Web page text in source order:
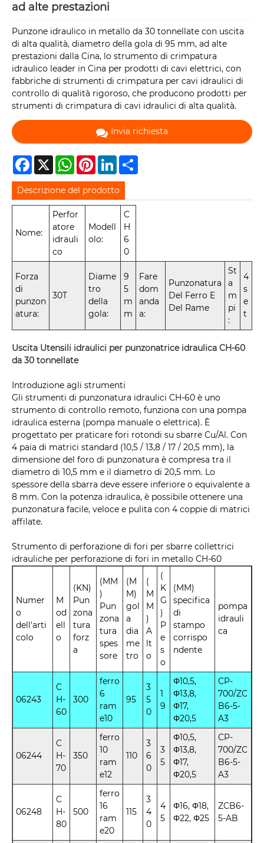
ad alte prestazioni
Punzone idraulico in metallo da 30 tonnellate con uscita
di alta qualità, diametro della gola di 95 mm, ad alte
prestazioni dalla Cina, lo strumento di crimpatura
idraulico leader in Cina per prodotti di cavi elettrici, con
fabbriche di strumenti di crimpatura per cavi idraulici di
controllo di qualità rigoroso, che producono prodotti per
strumenti di crimpatura di cavi idraulici di alta qualità.
Invia richiesta
Facebook
X WhatsAppPinterestLinkedIn
Descrizione del prodotto
Nome:
Perfor
atore
idrauli
co
Modell
olo:
C
H
6
0
Forza
di
punzon
atura:
30T
Diame
tro
della
gola:
9
5
m
m
Fare
dom
anda
a:
Punzonatura
Del Ferro E
Del Rame
St
a
m
pi
:
4
s
e
t
Uscita Utensili idraulici per punzonatrice idraulica CH-60
da 30 tonnellate
Introduzione agli strumenti
Gli strumenti di punzonatura idraulici CH-60 è uno
strumento di controllo remoto, funziona con una pompa
idraulica esterna (pompa manuale o elettrica). È
progettato per praticare fori rotondi su sbarre Cu/Al. Con
4 paia di matrici standard (10,5 / 13,8 / 17 / 20,5 mm), la
dimensione del foro di punzonatura è compresa tra il
diametro di 10,5 mm e il diametro di 20,5 mm. Lo
spessore della sbarra deve essere inferiore o equivalente a
8 mm. Con la potenza idraulica, è possibile ottenere una
punzonatura facile, veloce e pulita con 4 coppie di matrici
affilate.
Strumento di perforazione di fori per sbarre collettrici
idrauliche per perforazione di fori in metallo CH-60
Numer
o
dell'arti
colo
M
od
ell
o
(KN)
Pun
zona
tura
forz
a
(MM
)
Pun
zona
tura
spes
sore
(M
M)
gol
a
dia
me
tro
(
M
M
)
A
lt
o
(
K
G
)
P
e
s
o
(MM)
specifica
di
stampo
corrispo
ndente
pompa
idrauli
ca
06243
C
H-
60
300
ferro
6
ram
e10
95
3
5
0
1
9
Φ10,5,
Φ13,8,
Φ17,
Φ20,5
CP-
700/ZC
B6-5-
A3
06244
C
H-
70
350
ferro
10
ram
e12
110
3
6
0
3
5
Φ10,5,
Φ13,8,
Φ17,
Φ20,5
CP-
700/ZC
B6-5-
A3
06248
C
H-
80
500
ferro
16
ram
e20
115
3
4
0
4
5
Φ16, Φ18,
Φ22, Φ25
ZCB6-
5-AB